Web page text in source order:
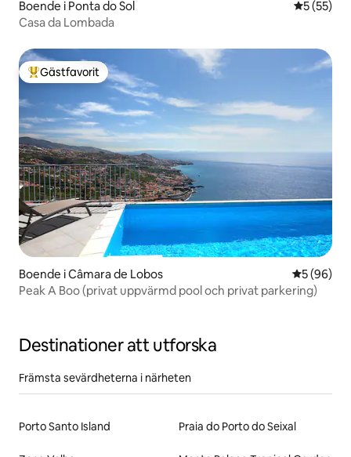
Boende i Ponta do Sol 5 av 5 i
5 (55)
Casa da Lombada
Populär gästfavorit
Gästfavorit
Boende i Câmara de Lobos 5 av 5 i
5 (96)
Peak A Boo (privat uppvärmd pool och privat parkering)
Destinationer att utforska
Främsta sevärdheterna i närheten
Porto Santo Island Praia do Porto do Seixal